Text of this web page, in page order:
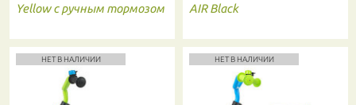
Yellow с ручным тормозом
AIR Black
НЕТ В НАЛИЧИИ НЕТ В НАЛИЧИИ